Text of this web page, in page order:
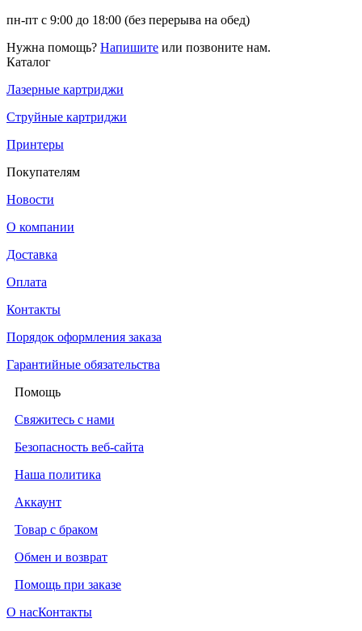
пн-пт с 9:00 до 18:00 (без перерыва на обед)
Нужна помощь? Напишите или позвоните нам.
Каталог
Лазерные картриджи
Струйные картриджи
Принтеры
Покупателям
Новости
О компании
Доставка
Оплата
Контакты
Порядок оформления заказа
Гарантийные обязательства
Помощь
Свяжитесь с нами
Безопасность веб-сайта
Наша политика
Аккаунт
Товар с браком
Обмен и возврат
Помощь при заказе
О насКонтакты